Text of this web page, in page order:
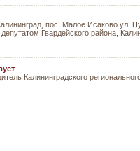
пос. Малое Исаково
Гвардейского района,
Калининградского